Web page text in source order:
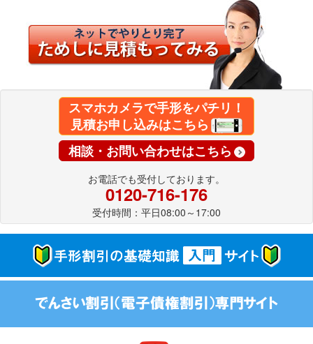
スマホカメラで手形をパチリ！
見積お申し込みはこちら
相談・お問い合わせはこちら
お電話でも受付しております。
0120-716-176
受付時間：平日08:00～17:00